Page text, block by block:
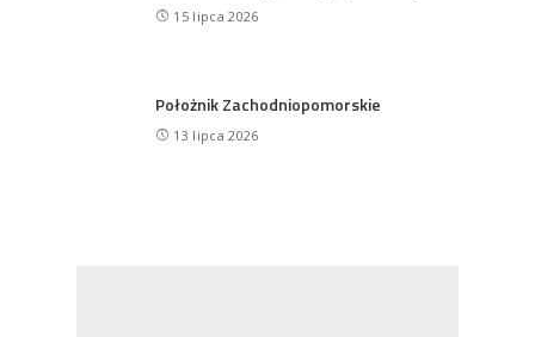
15 lipca 2026
Położnik Zachodniopomorskie
13 lipca 2026